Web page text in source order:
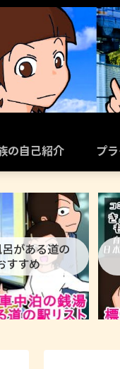
の自己紹介 プ
がある道の
すすめ